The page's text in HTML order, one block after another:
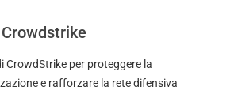
CrowdStrike per proteggere la
e rafforzare la rete difensiva